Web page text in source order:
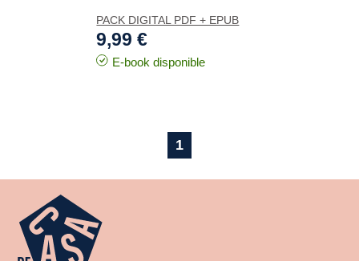
PACK DIGITAL PDF + EPUB
9,99 €
E-book disponible
1